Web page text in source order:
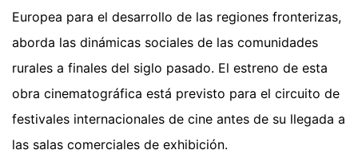
Europea para el desarrollo de las regiones fronterizas,
aborda las dinámicas sociales de las comunidades
rurales a finales del siglo pasado. El estreno de esta
obra cinematográfica está previsto para el circuito de
festivales internacionales de cine antes de su llegada a
las salas comerciales de exhibición.